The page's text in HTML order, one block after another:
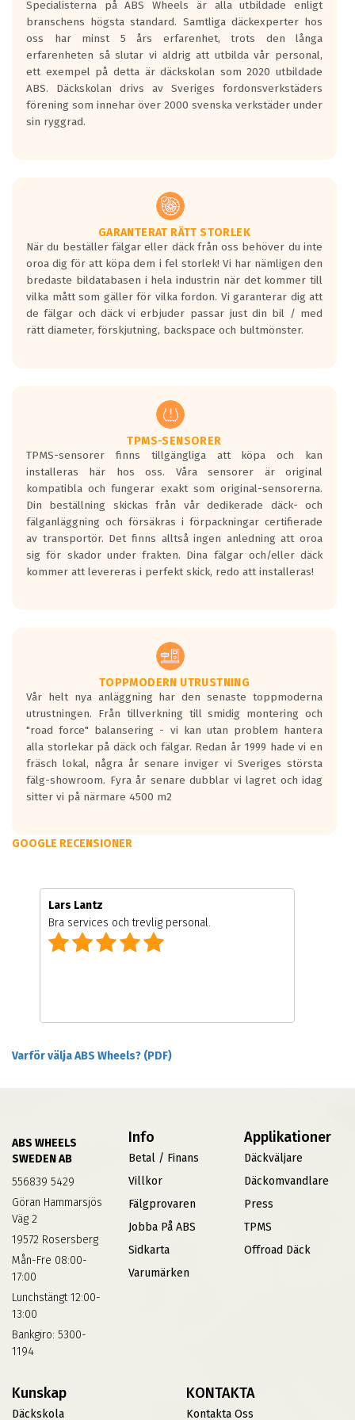
längsta.
Inga D eller G betyg delas ut för
personbilar och lätta lastbilar.
Betyget sätts efter ett test där däcken
skall bromsa in på en väg där det ligger
0.5-1.5 mm vatten.
I 80km/h kommer skillnaden på
Vid körning i över 50km/h brukar
rullmotståndets ljud överträffa
motorljudet.
På däckmärkningen kommer det finnas
en symbol av ett däck med vågar. Hög
bullernivå markeras med svarta vågor
medans de vita vågorna påvisar om det är
ett tyst däck.
regelverket som introduceras år 2016.
Ett däck med två svarta vågor är redan
godkända för år 2016 nya regelverk.
Ett däck med en svart våg kommer vara
minst tre decibel tystare än det
regelverk som börjar gälla 2016.
Specialisterna på ABS Wheels är alla utbildade enligt
branschens högsta standard. Samtliga däckexperter hos
oss har minst 5 års erfarenhet, trots den långa
erfarenheten så slutar vi aldrig att utbilda vår personal,
ett exempel på detta är däckskolan som 2020 utbildade
ABS. Däckskolan drivs av Sveriges fordonsverkstäders
förening som innehar över 2000 svenska verkstäder under
sin ryggrad.
GARANTERAT RÄTT STORLEK
När du beställer fälgar eller däck från oss behöver du inte
oroa dig för att köpa dem i fel storlek! Vi har nämligen den
bredaste bildatabasen i hela industrin när det kommer till
vilka mått som gäller för vilka fordon. Vi garanterar dig att
de fälgar och däck vi erbjuder passar just din bil / med
rätt diameter, förskjutning, backspace och bultmönster.
TPMS-SENSORER
TPMS-sensorer finns tillgängliga att köpa och kan
installeras här hos oss. Våra sensorer är original
kompatibla och fungerar exakt som original-sensorerna.
Din beställning skickas från vår dedikerade däck- och
fälganläggning och försäkras i förpackningar certifierade
av transportör. Det finns alltså ingen anledning att oroa
sig för skador under frakten. Dina fälgar och/eller däck
kommer att levereras i perfekt skick, redo att installeras!
TOPPMODERN UTRUSTNING
Vår helt nya anläggning har den senaste toppmoderna
utrustningen. Från tillverkning till smidig montering och
"road force" balansering - vi kan utan problem hantera
alla storlekar på däck och fälgar. Redan år 1999 hade vi en
fräsch lokal, några år senare inviger vi Sveriges största
fälg-showroom. Fyra år senare dubblar vi lagret och idag
sitter vi på närmare 4500 m2
GOOGLE RECENSIONER
Lars Lantz
Bra services och trevlig personal.
Varför välja ABS Wheels? (PDF)
ABS WHEELS
SWEDEN AB
556839 5429
Göran Hammarsjös
Väg 2
19572 Rosersberg
Mån-Fre 08:00-
17:00
Lunchstängt 12:00-
13:00
Bankgiro: 5300-
1194
Info
Betal / Finans
Villkor
Fälgprovaren
Jobba På ABS
Sidkarta
Varumärken
Applikationer
Däckväljare
Däckomvandlare
Press
TPMS
Offroad Däck
Kunskap
Däckskola
KONTAKTA
Kontakta Oss